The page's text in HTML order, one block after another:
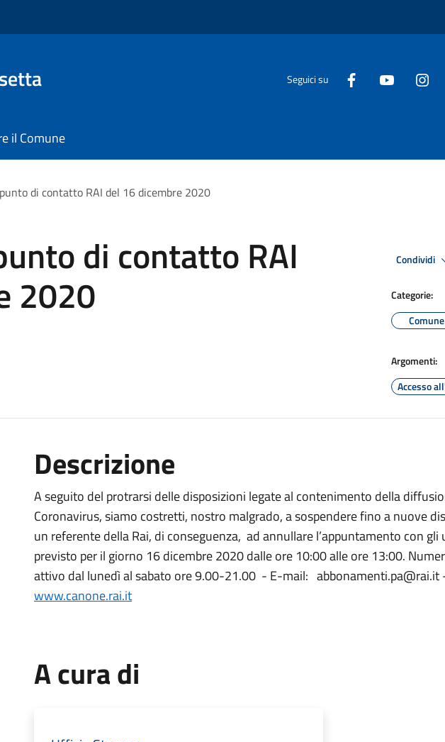
Seguici su
il Comune
di contatto RAI del 16 dicembre 2020
di contatto RAI
2020
Condividi
Categorie:
Comune
Argomenti:
Accesso
Descrizione
A seguito del protrarsi delle disposizioni legate al contenimento della
Coronavirus, siamo costretti, nostro malgrado, a sospendere fino a nuove
un referente della Rai, di conseguenza, ad annullare l’appuntamento con
previsto per il giorno 16 dicembre 2020 dalle ore 10:00 alle ore 13:00.
attivo dal lunedì al sabato ore 9.00-21.00 - E-mail: abbonamenti.pa@rai.it
www.canone.rai.it
A cura di